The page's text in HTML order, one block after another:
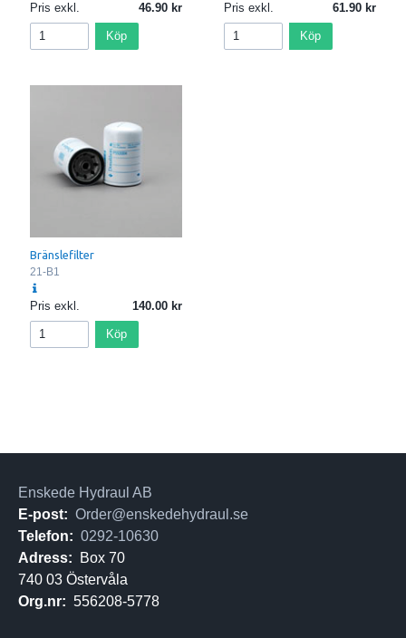
Pris exkl. 46.90
Köp
Pris exkl. 61.90
Köp
Bränslefilter
21-B1
Pris exkl. 140.00
Köp
Enskede Hydraul AB
E-post: Order@enskedehydraul.se
Telefon: 0292-10630
Adress:
Box 70
740 03 Östervåla
Org.nr: 556208-5778